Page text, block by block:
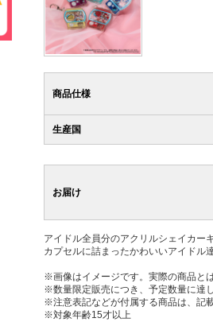
商品仕様
生産国
お届け
アイドル全員分のアクリルシェイカー
カプセルに詰まったかわいいアイドル
※画像はイメージです。実際の商品と
※数量限定販売につき、予定数量に達
※注意表記などが付属する商品は、記
※対象年齢15才以上